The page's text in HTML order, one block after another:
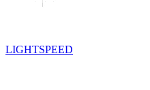
LIGHTSPEED